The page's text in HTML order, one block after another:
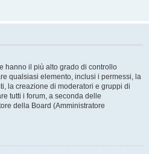
hanno il più alto grado di controllo
qualsiasi elemento, inclusi i permessi, la
la creazione di moderatori e gruppi di
tutti i forum, a seconda delle
della Board (Amministratore